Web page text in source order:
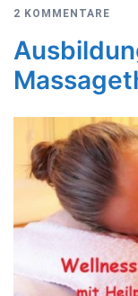
2 KOMMENTARE